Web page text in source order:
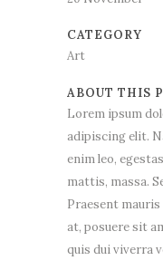
CATEGORY
Art
ABOUT THIS
Lorem ipsum
adipiscing elit.
enim leo,
mattis, massa.
Praesent
at, posuere sit
quis dui viverra